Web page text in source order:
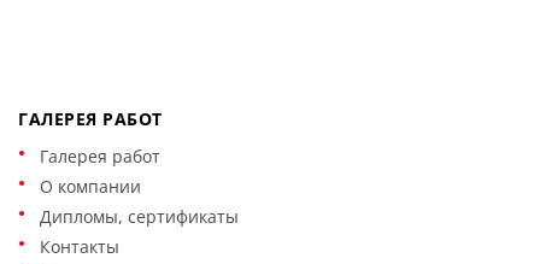
ГАЛЕРЕЯ РАБОТ
Галерея работ
О компании
Дипломы, сертификаты
Контакты